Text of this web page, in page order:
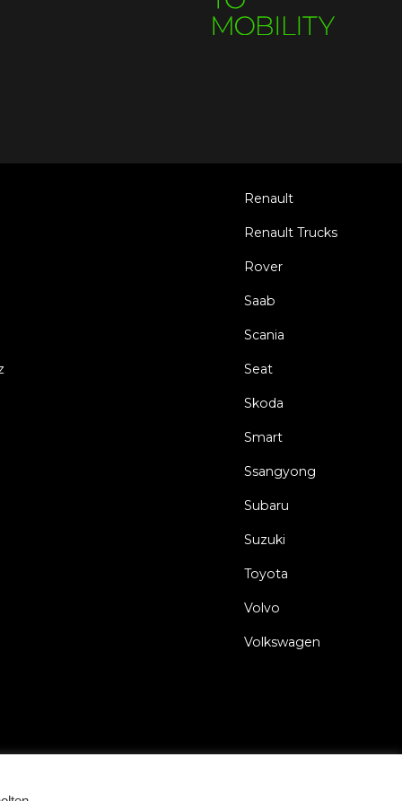
Renault
Renault Trucks
Rover
Saab
Scania
Seat
Skoda
Smart
Ssangyong
Subaru
Suzuki
Toyota
Volvo
Volkswagen